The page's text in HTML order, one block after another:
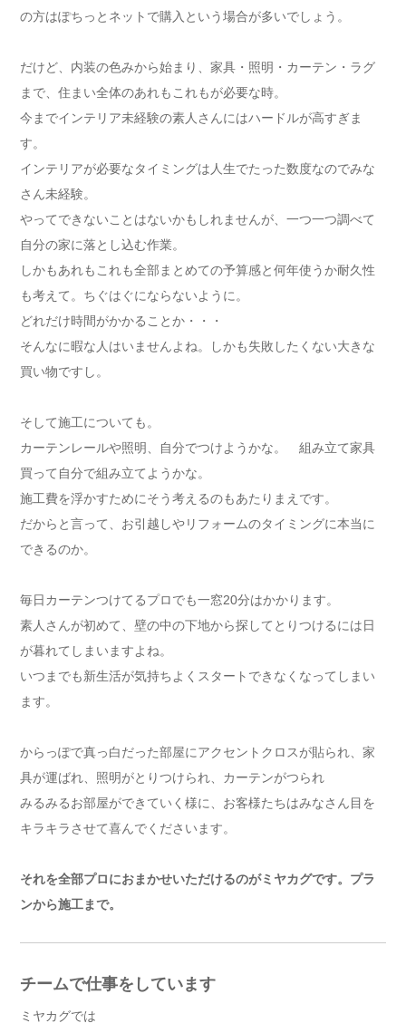
の方はぽちっとネットで購入という場合が多いでしょう。
だけど、内装の色みから始まり、家具・照明・カーテン・ラグ
まで、住まい全体のあれもこれもが必要な時。
今までインテリア未経験の素人さんにはハードルが高すぎま
す。
インテリアが必要なタイミングは人生でたった数度なのでみな
さん未経験。
やってできないことはないかもしれませんが、一つ一つ調べて
自分の家に落とし込む作業。
しかもあれもこれも全部まとめての予算感と何年使うか耐久性
も考えて。ちぐはぐにならないように。
どれだけ時間がかかることか・・・
そんなに暇な人はいませんよね。しかも失敗したくない大きな
買い物ですし。
そして施工についても。
カーテンレールや照明、自分でつけようかな。 組み立て家具
買って自分で組み立てようかな。
施工費を浮かすためにそう考えるのもあたりまえです。
だからと言って、お引越しやリフォームのタイミングに本当に
できるのか。
毎日カーテンつけてるプロでも一窓20分はかかります。
素人さんが初めて、壁の中の下地から探してとりつけるには日
が暮れてしまいますよね。
いつまでも新生活が気持ちよくスタートできなくなってしまい
ます。
からっぽで真っ白だった部屋にアクセントクロスが貼られ、家
具が運ばれ、照明がとりつけられ、カーテンがつられ
みるみるお部屋ができていく様に、お客様たちはみなさん目を
キラキラさせて喜んでくださいます。
それを全部プロにおまかせいただけるのがミヤカグです。プラ
ンから施工まで。
チームで仕事をしています
ミヤカグでは